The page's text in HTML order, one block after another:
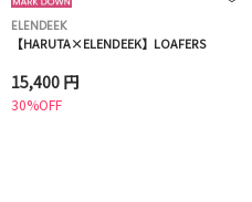
ELENDEEK
【HARUTA×ELENDEEK】LOAFERS
15,400 円
30%OFF